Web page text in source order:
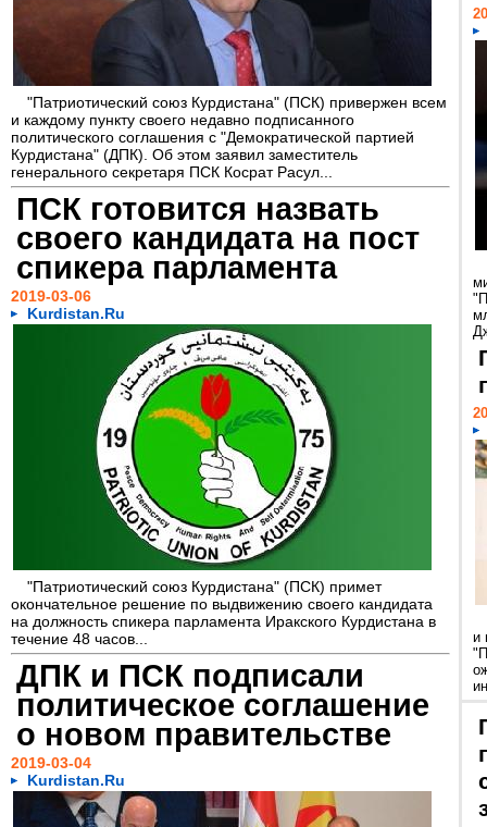
"Патриотический союз Курдистана" (ПСК) привержен всем
и каждому пункту своего недавно подписанного
политического соглашения с "Демократической партией
Курдистана" (ДПК). Об этом заявил заместитель
генерального секретаря ПСК Косрат Расул...
ПСК готовится назвать
своего кандидата на пост
спикера парламента
2019-03-06
Kurdistan.Ru
"Патриотический союз Курдистана" (ПСК) примет
окончательное решение по выдвижению своего кандидата
на должность спикера парламента Иракского Курдистана в
течение 48 часов...
ДПК и ПСК подписали
политическое соглашение
о новом правительстве
2019-03-04
Kurdistan.Ru
и